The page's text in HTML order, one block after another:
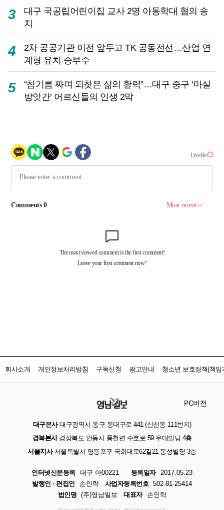
3
대구 국공립어린이집 교사 2명 아동학대 혐의 송
치
4
2차 공공기관 이전 앞두고 TK 공동전선…산업 연
계형 유치 승부수
5
“참기름 짜며 되찾은 삶의 활력”…대구 중구 ‘마실
방앗간’ 어르신들의 인생 2막
회사소개 개인정보처리방침 구독신청 광고안내 청소년 보호정책(책임
PC버전
대구본사대구광역시 동구 동대구로 441 (신천동 111번지)
경북본사경상북도 안동시 풍천면 수호로 59 우대빌딩 4층
서울지사서울특별시 영등포구 국회대로62길21 동성빌딩 3층
인터넷신문등록 대구 아00221 등록일자
2017.05.23
발행인 · 편집인
손인락 사업자등록번호 502-81-25414
법인명 (주)영남일보 대표자 손인락